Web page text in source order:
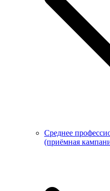
Среднее
(приёмная